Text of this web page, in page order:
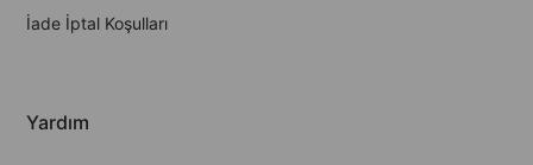
İade İptal Koşulları
Yardım